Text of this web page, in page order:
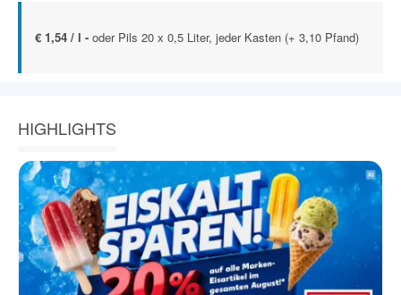
€ 1,54 / l - oder Pils 20 x 0,5 Liter, jeder Kasten (+ 3,10 Pfand)
HIGHLIGHTS